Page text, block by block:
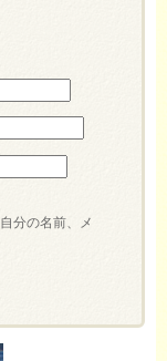
分の名前、メ